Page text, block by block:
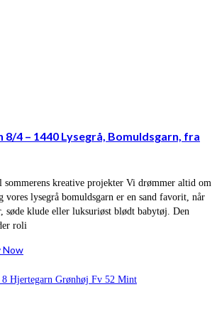
4 – 1440 Lysegrå, Bomuldsgarn, fra
sommerens kreative projekter Vi drømmer altid om
vores lysegrå bomuldsgarn er en sand favorit, når
søde klude eller luksuriøst blødt babytøj. Den
roli
Now